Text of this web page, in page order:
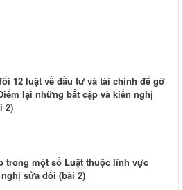
12 luật về đầu tư và tài chính để gỡ
lại những bất cập và kiến nghị
2)
trong một số Luật thuộc lĩnh vực
sửa đổi (bài 2)